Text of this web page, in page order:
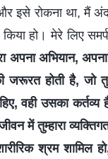
इसे रोकना था, मैं
हो। मेरे लिए
अपना अभियान,
जरूरत होती है, जो
वही उसका कर्तव्य
में तुम्हारा
श्रम शामिल